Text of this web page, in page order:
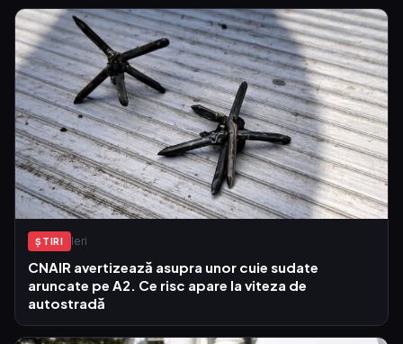
ŞTIRI Ieri
CNAIR avertizează asupra unor cuie sudate
aruncate pe A2. Ce risc apare la viteza de
autostradă